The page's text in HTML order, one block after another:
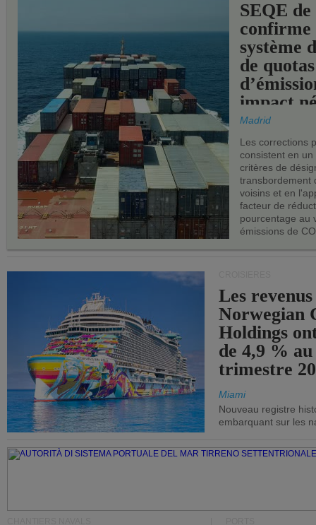
SEQE de
confirme
système
de quotas
impact
les ports
Madrid
Les corrections
consistent en
critères de
transbordement
voisins et en
facteur de
pourcentage au
émissions de
Les
Norwegian
Holdings
de 4,9 %
trimestre
Miami
Nouveau registre
embarquant sur les